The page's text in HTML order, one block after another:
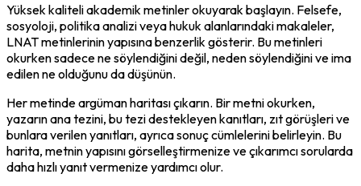
Yüksek kaliteli akademik metinler okuyarak başlayın. Felsefe,
sosyoloji, politika analizi veya hukuk alanlarındaki makaleler,
LNAT metinlerinin yapısına benzerlik gösterir. Bu metinleri
okurken sadece ne söylendiğini değil, neden söylendiğini ve ima
edilen ne olduğunu da düşünün.
Her metinde argüman haritası çıkarın. Bir metni okurken,
yazarın ana tezini, bu tezi destekleyen kanıtları, zıt görüşleri ve
bunlara verilen yanıtları, ayrıca sonuç cümlelerini belirleyin. Bu
harita, metnin yapısını görselleştirmenize ve çıkarımcı sorularda
daha hızlı yanıt vermenize yardımcı olur.